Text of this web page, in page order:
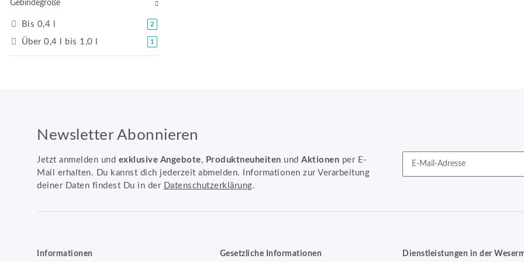
Gebindegröße
Bis 0,4 l 2Artikel gefunden
Über 0,4 l bis 1,0 l 1
Newsletter Abonnieren
Jetzt anmelden und exklusive Angebote, Produktneuheiten und Aktionen per E-
Mail erhalten. Du kannst dich jederzeit abmelden. Informationen zur Verarbeitung
deiner Daten findest Du in der Datenschutzerklärung.
Informationen Gesetzliche Informationen Dienstleistungen in der